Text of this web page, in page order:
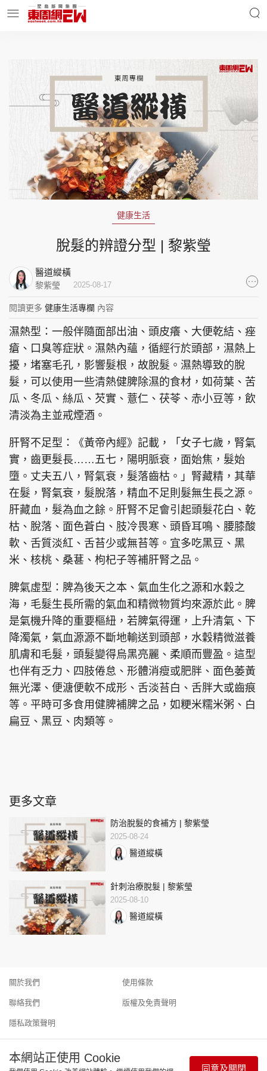
時事財經
東周Ladies 優享生活
東周食玩通 會員活動
集團旗下品牌
東周刊 cazbuyer 東Touch
PCM 電腦廣場
頭條日報 星島環球 The Standard
親子王 Oh!爸媽 JobMarket
頭條搵工 EDUPLUS
關於我們
聯絡我們
隱私政策聲明
使用條款
版權及免責聲明
健康生活
脫髮的辨證分型 | 黎紫瑩
醫道縱橫
黎紫瑩 2025-08-17
閱讀更多 健康生活專欄 內容
濕熱型：一般伴隨面部出油、頭皮癢、大便乾結、痤
瘡、口臭等症狀。濕熱內蘊，循經行於頭部，濕熱上
擾，堵塞毛孔，影響髮根，故脫髮。濕熱導致的脫
髮，可以使用一些清熱健脾除濕的食材，如荷葉、苦
瓜、冬瓜、絲瓜、芡實、薏仁、茯苓、赤小豆等，飲
清淡為主並戒煙酒。
肝腎不足型：《黃帝內經》記載，「女子七歲，腎氣
實，齒更髮長……五七，陽明脈衰，面始焦，髮始
墮。丈夫五八，腎氣衰，髮落齒枯。」腎藏精，其華
在髮，腎氣衰，髮脫落，精血不足則髮無生長之源。
肝藏血，髮為血之餘。肝腎不足會引起頭髮花白、乾
枯、脫落、面色蒼白、肢冷畏寒、頭昏耳鳴、腰膝酸
軟、舌質淡紅、舌苔少或無苔等。宜多吃黑豆、黑
米、核桃、桑葚、枸杞子等補肝腎之品。
脾氣虛型：脾為後天之本、氣血生化之源和水穀之
海，毛髮生長所需的氣血和精微物質均來源於此。脾
是氣機升降的重要樞紐，若脾氣得運，上升清氣、下
降濁氣，氣血源源不斷地輸送到頭部，水穀精微滋養
肌膚和毛髮，頭髮變得烏黑亮麗、柔順而豐盈。這型
也伴有乏力、四肢倦怠、形體消瘦或肥胖、面色萎黃
無光澤、便溏便軟不成形、舌淡苔白、舌胖大或齒痕
等。平時可多食用健脾補脾之品，如粳米糯米粥、白
扁豆、黑豆、肉類等。
更多文章
防治脫髮的食補方 | 黎紫瑩
2025-08-24
醫道縱橫
針刺治療脫髮 | 黎紫瑩
2025-08-10
醫道縱橫
關於我們
聯絡我們
隱私政策聲明
使用條款
版權及免責聲明
本網站正使用 Cookie
同意及關閉